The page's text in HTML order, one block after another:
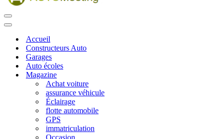
Menu
de
Menu
navigationAccueil
Constructeurs Auto
Garages
Auto écoles
Magazine
Achat voiture
assurance véhicule
Éclairage
flotte automobile
GPS
immatriculation
Occasion